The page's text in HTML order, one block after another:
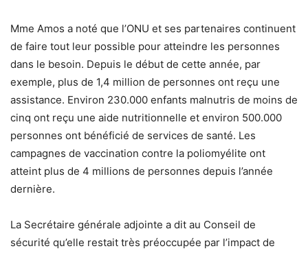
Mme Amos a noté que l’ONU et ses partenaires continuent
de faire tout leur possible pour atteindre les personnes
dans le besoin. Depuis le début de cette année, par
exemple, plus de 1,4 million de personnes ont reçu une
assistance. Environ 230.000 enfants malnutris de moins de
cinq ont reçu une aide nutritionnelle et environ 500.000
personnes ont bénéficié de services de santé. Les
campagnes de vaccination contre la poliomyélite ont
atteint plus de 4 millions de personnes depuis l’année
dernière.
La Secrétaire générale adjointe a dit au Conseil de
sécurité qu’elle restait très préoccupée par l’impact de